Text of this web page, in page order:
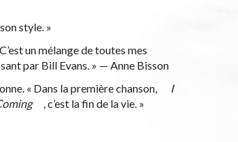
style. »
un mélange de toutes mes
par Bill Evans. » — Anne Bisson
« Dans la première chanson,
I
, c’est la fin de la vie. »